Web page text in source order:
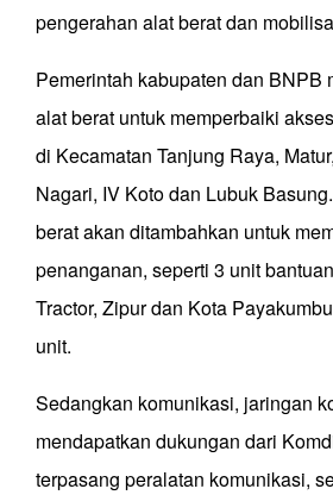
pengerahan alat berat dan
Pemerintah kabupaten dan BNPB
alat berat untuk memperbaiki
di Kecamatan Tanjung Raya,
Nagari, IV Koto dan Lubuk
berat akan ditambahkan untuk
penanganan, seperti 3 unit
Tractor, Zipur dan Kota
unit.
Sedangkan komunikasi, jaringan
mendapatkan dukungan dari
terpasang peralatan komunikasi,